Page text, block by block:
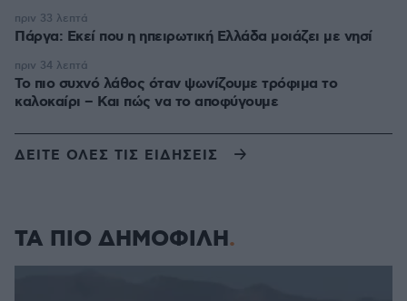
Πάργα: Εκεί που η ηπειρωτική Ελλάδα μοιάζει με νησί
πριν 33 λεπτά
Το πιο συχνό λάθος όταν ψωνίζουμε τρόφιμα το
καλοκαίρι – Και πώς να το αποφύγουμε
πριν 34 λεπτά
ΔΕΙΤΕ ΟΛΕΣ ΤΙΣ ΕΙΔΗΣΕΙΣ
ΤΑ ΠΙΟ ΔΗΜΟΦΙΛΗ